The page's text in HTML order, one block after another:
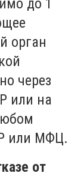
до 1
орган
через
или на
или МФЦ.
от